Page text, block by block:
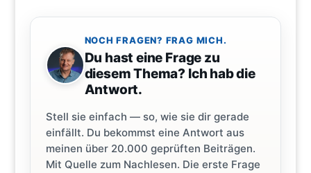
NOCH FRAGEN? FRAG MICH.
Du hast eine Frage zu
diesem Thema? Ich hab die
Antwort.
Stell sie einfach — so, wie sie dir gerade
einfällt. Du bekommst eine Antwort aus
meinen über 20.000 geprüften Beiträgen.
Mit Quelle zum Nachlesen. Die erste Frage